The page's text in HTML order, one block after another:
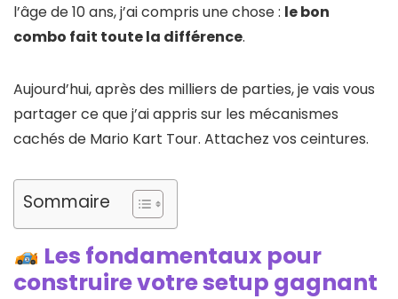
l’âge de 10 ans, j’ai compris une chose : le bon
combo fait toute la différence.
Aujourd’hui, après des milliers de parties, je vais vous
partager ce que j’ai appris sur les mécanismes
cachés de Mario Kart Tour. Attachez vos ceintures.
Sommaire
Les fondamentaux pour
construire votre setup gagnant